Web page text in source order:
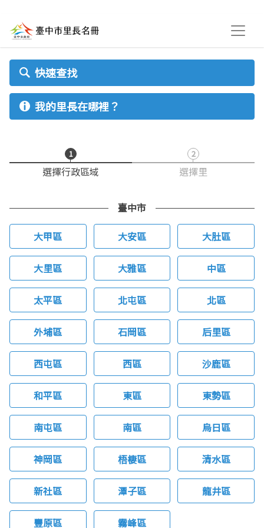
快速查找
我的里長在哪裡？
1
選擇行政區域
2
選擇里
臺中市
大甲區 大安區 大肚區
大里區 大雅區 中區
太平區 北屯區 北區
外埔區 石岡區 后里區
西屯區 西區 沙鹿區
和平區 東區 東勢區
南屯區 南區 烏日區
神岡區 梧棲區 清水區
新社區 潭子區 龍井區
豐原區 霧峰區